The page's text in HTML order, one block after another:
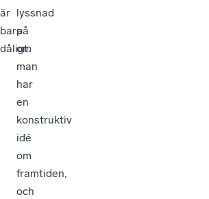
är
bara
dåligt.
lyssnad
på
om
man
har
en
konstruktiv
idé
om
framtiden,
och